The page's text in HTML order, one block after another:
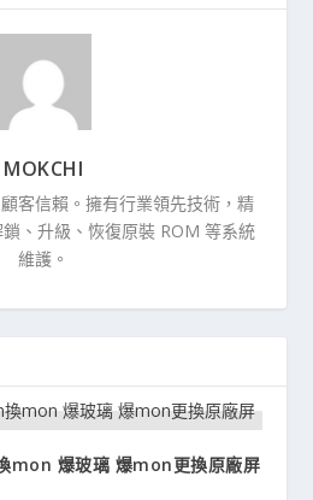
MOKCHI
客信賴。擁有行業領先技術，精
、升級、恢復原裝 ROM 等系統
維護。
mon 爆玻璃 爆mon更換原廠屏